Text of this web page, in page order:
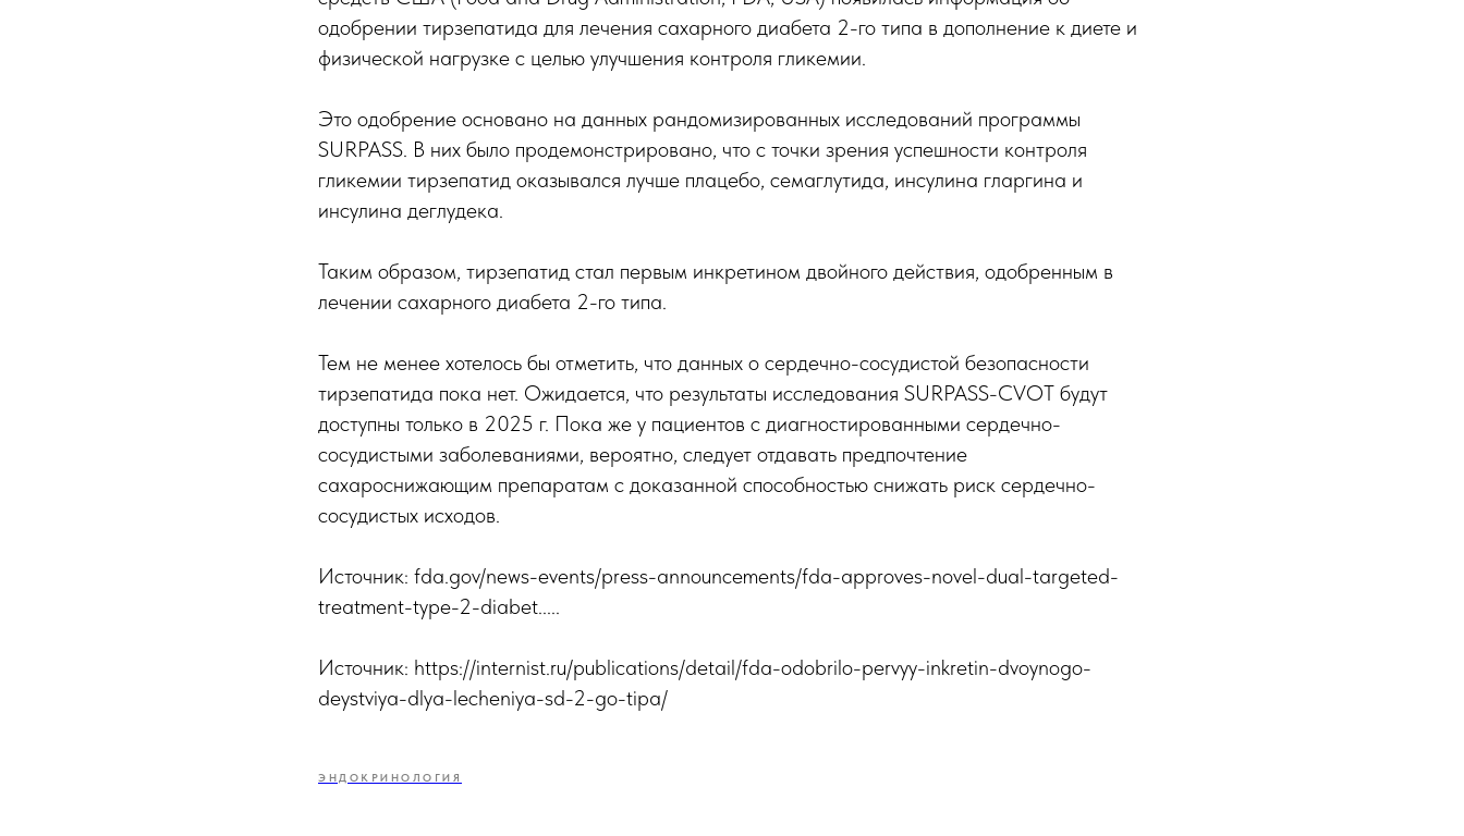
одобрении тирзепатида для лечения сахарного диабета 2-го типа в дополнение к диете и
физической нагрузке с целью улучшения контроля гликемии.
Это одобрение основано на данных рандомизированных исследований программы
SURPASS. В них было продемонстрировано, что с точки зрения успешности контроля
гликемии тирзепатид оказывался лучше плацебо, семаглутида, инсулина гларгина и
инсулина деглудека.
Таким образом, тирзепатид стал первым инкретином двойного действия, одобренным в
лечении сахарного диабета 2-го типа.
Тем не менее хотелось бы отметить, что данных о сердечно-сосудистой безопасности
тирзепатида пока нет. Ожидается, что результаты исследования SURPASS-CVOT будут
доступны только в 2025 г. Пока же у пациентов с диагностированными сердечно-
сосудистыми заболеваниями, вероятно, следует отдавать предпочтение
сахароснижающим препаратам с доказанной способностью снижать риск сердечно-
сосудистых исходов.
Источник: fda.gov/news-events/press-announcements/fda-approves-novel-dual-targeted-
treatment-type-2-diabet.....
Источник: https://internist.ru/publications/detail/fda-odobrilo-pervyy-inkretin-dvoynogo-
deystviya-dlya-lecheniya-sd-2-go-tipa/
ЭНДОКРИНОЛОГИЯ